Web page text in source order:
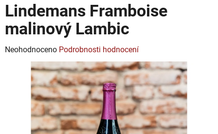
Lindemans Framboise
malinový Lambic
Průměrné
hodnocení
produktu
Neohodnoceno Podrobnosti hodnocení